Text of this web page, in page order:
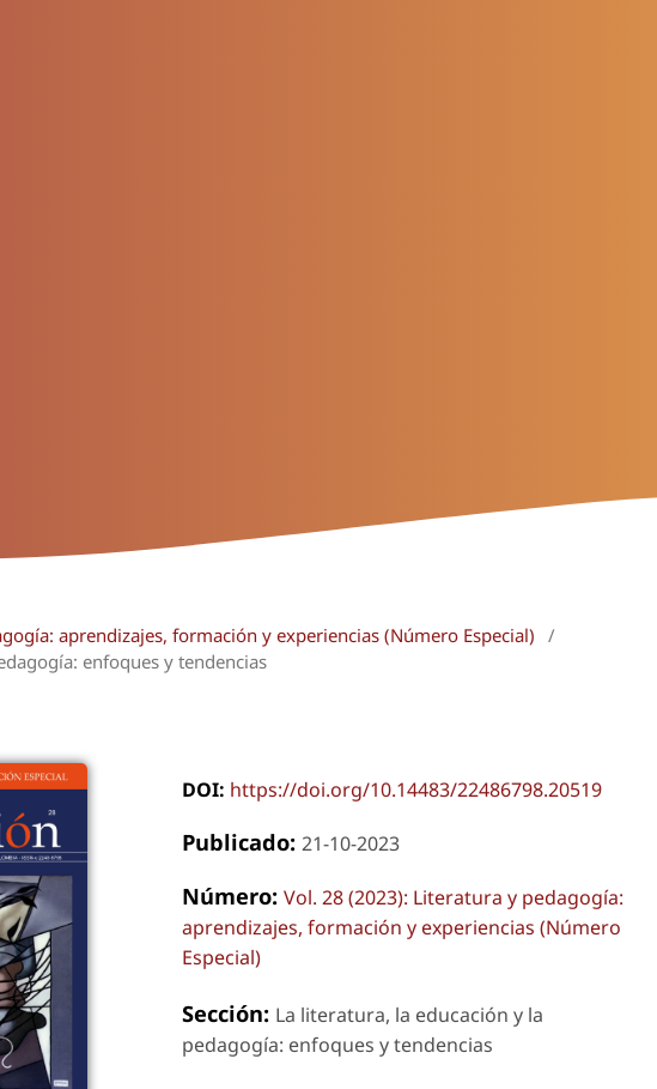
aprendizajes, formación y experiencias (Número Especial)
/
enfoques y tendencias
DOI: https://doi.org/10.14483/22486798.20519
Publicado: 21-10-2023
Número: Vol. 28 (2023): Literatura y pedagogía:
aprendizajes, formación y experiencias (Número
Especial)
Sección: La literatura, la educación y la
pedagogía: enfoques y tendencias